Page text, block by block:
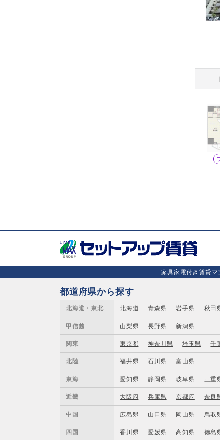
家具家電付き賃貸
都道府県から探す
北海道・東北 北海道 青森県 岩手県 秋田
甲信越 山梨県 長野県 新潟県
関東 東京都 神奈川県 埼玉県 千
北陸 福井県 石川県 富山県
東海 愛知県 静岡県 岐阜県 三重
近畿 大阪府 兵庫県 京都府 奈良
中国 広島県 山口県 岡山県 鳥取
四国 香川県 愛媛県 高知県 徳島